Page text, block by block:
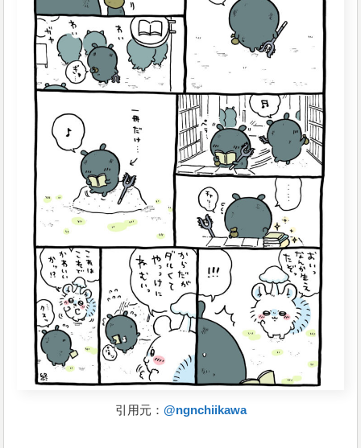
引用元： @ngnchiikawa